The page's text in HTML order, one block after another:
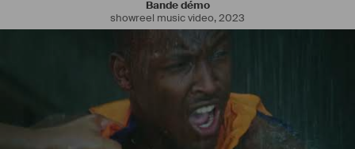
Bande démo
showreel music video,2023